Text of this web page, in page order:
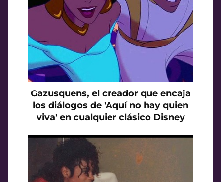
Gazusquens, el creador que encaja
los diálogos de 'Aquí no hay quien
viva' en cualquier clásico Disney